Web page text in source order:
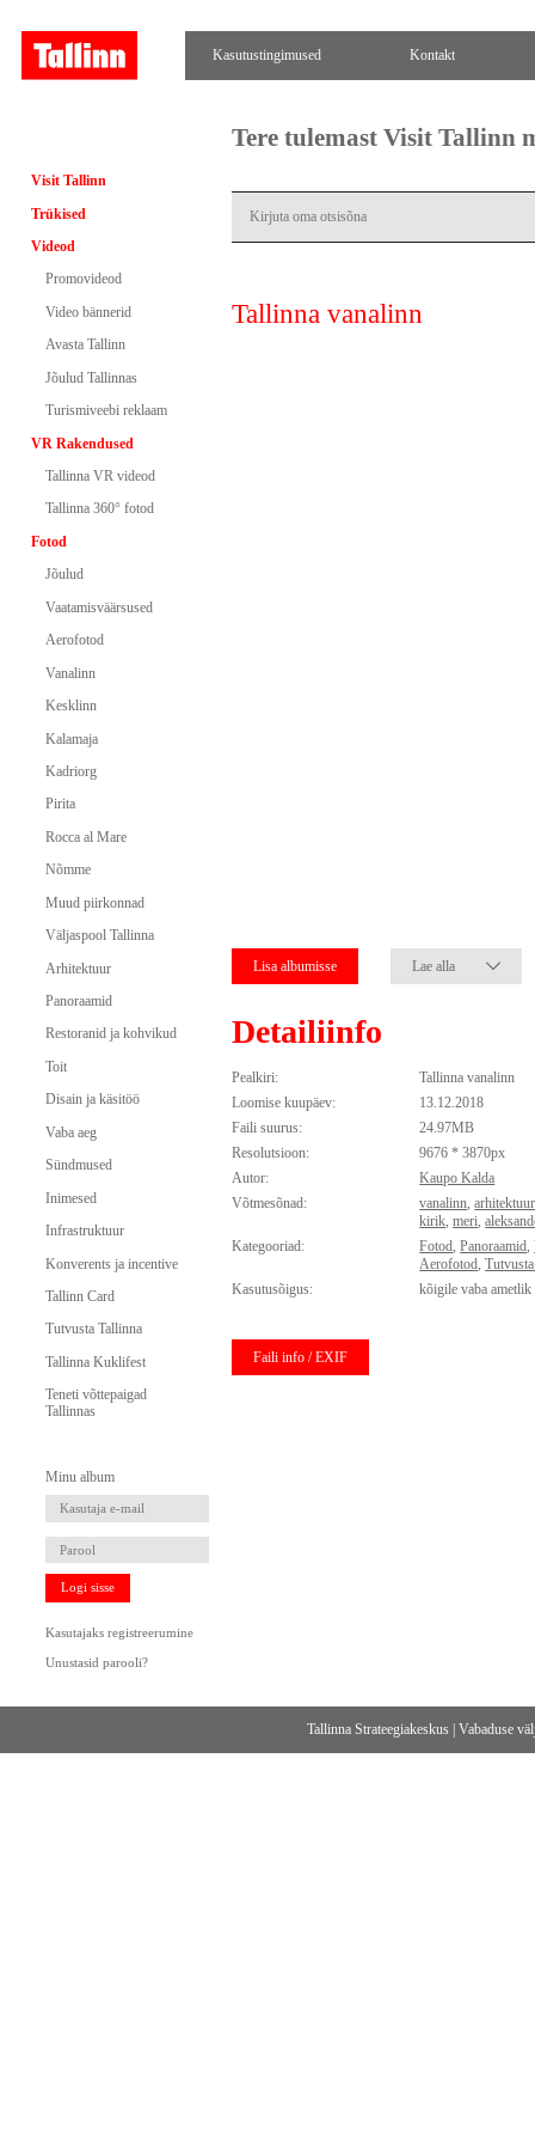
Kasutustingimused Kontakt
Visit Tallinn
Trükised
Videod
Promovideod
Video bännerid
Avasta Tallinn
Jõulud Tallinnas
Turismiveebi reklaam
VR Rakendused
Tallinna VR videod
Tallinna 360° fotod
Fotod
Jõulud
Vaatamisväärsused
Aerofotod
Vanalinn
Kesklinn
Kalamaja
Kadriorg
Pirita
Rocca al Mare
Nõmme
Muud piirkonnad
Väljaspool Tallinna
Arhitektuur
Panoraamid
Restoranid ja kohvikud
Toit
Disain ja käsitöö
Vaba aeg
Sündmused
Inimesed
Infrastruktuur
Konverents ja incentive
Tallinn Card
Tutvusta Tallinna
Tallinna Kuklifest
Teneti võttepaigad
Tallinnas
Minu album
Logi sisse
Kasutajaks registreerumine
Unustasid parooli?
Tere tulemast Visit Tallinn
Tallinna vanalinn
Lisa albumisse Lae alla
Detailiinfo
Pealkiri:
Tallinna vanalinn
Loomise kuupäev:
13.12.2018
Faili suurus:
24.97MB
Resolutsioon:
9676 * 3870px
Autor:
Kaupo Kalda
Võtmesõnad:
vanalinn,arhitektuur
kirik,meri,
Kategooriad:
Fotod,Panoraamid,
Aerofotod,
Kasutusõigus:
kõigile vaba
Faili info / EXIF
Tallinna Strateegiakeskus |Vabaduse